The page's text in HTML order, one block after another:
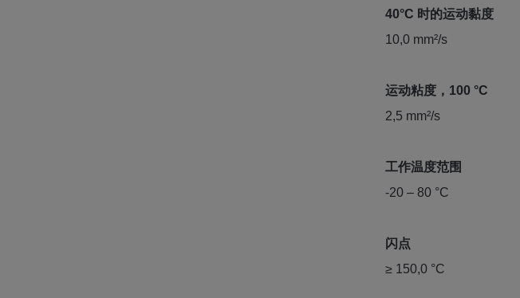
40°C 时的运动黏度
10,0 mm²/s
运动粘度，100 °C
2,5 mm²/s
工作温度范围
-20 – 80 °C
闪点
≥ 150,0 °C